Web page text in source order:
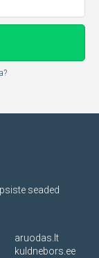
seaded
aruodas.lt
kuldnebors.ee